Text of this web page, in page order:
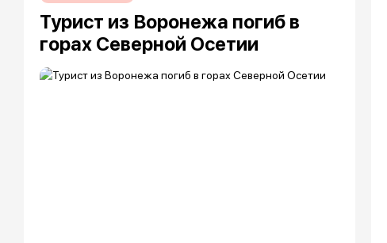
Турист из Воронежа погиб в
горах Северной Осетии